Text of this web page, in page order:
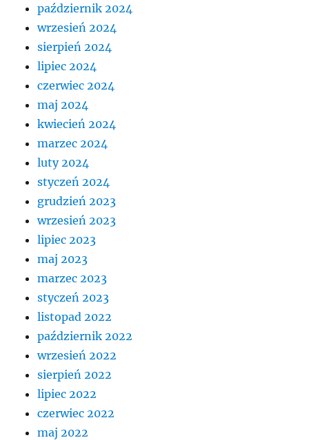
październik 2024
wrzesień 2024
sierpień 2024
lipiec 2024
czerwiec 2024
maj 2024
kwiecień 2024
marzec 2024
luty 2024
styczeń 2024
grudzień 2023
wrzesień 2023
lipiec 2023
maj 2023
marzec 2023
styczeń 2023
listopad 2022
październik 2022
wrzesień 2022
sierpień 2022
lipiec 2022
czerwiec 2022
maj 2022